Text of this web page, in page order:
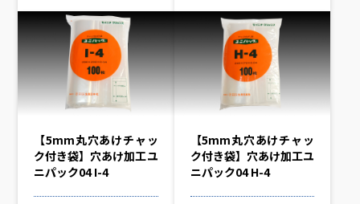
【5mm丸穴あけチャッ
ク付き袋】穴あけ加工ユ
ニパック04 I-4
【5mm丸穴あけチャッ
ク付き袋】穴あけ加工ユ
ニパック04 H-4